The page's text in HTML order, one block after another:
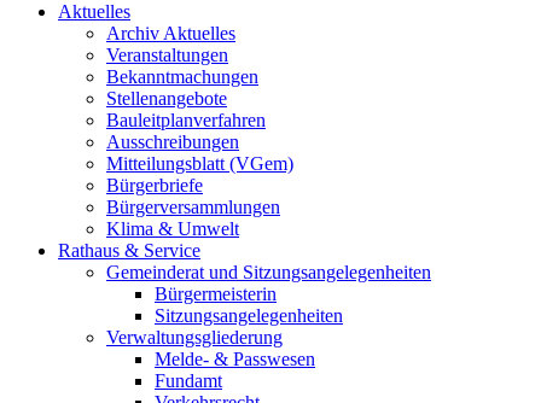
Aktuelles
Archiv Aktuelles
Veranstaltungen
Bekanntmachungen
Stellenangebote
Bauleitplanverfahren
Ausschreibungen
Mitteilungsblatt (VGem)
Bürgerbriefe
Bürgerversammlungen
Klima & Umwelt
Rathaus & Service
Gemeinderat und Sitzungsangelegenheiten
Bürgermeisterin
Sitzungsangelegenheiten
Verwaltungsgliederung
Melde- & Passwesen
Fundamt